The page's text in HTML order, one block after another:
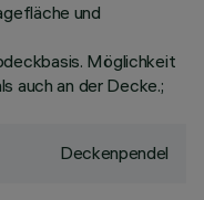
und
Möglichkeit
auch an der Decke.;
Deckenpendel